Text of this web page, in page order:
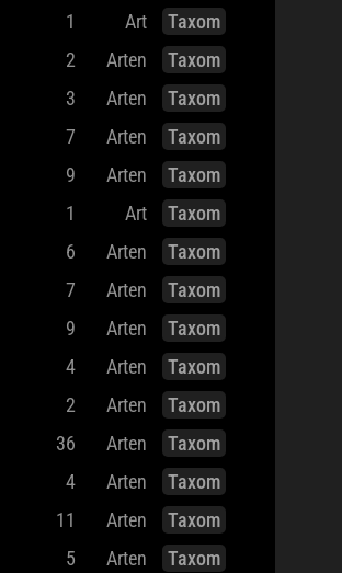
1 Art
Taxom
2 Arten
Taxom
3 Arten
Taxom
7 Arten
Taxom
9 Arten
Taxom
1 Art
Taxom
6 Arten
Taxom
7 Arten
Taxom
9 Arten
Taxom
4 Arten
Taxom
2 Arten
Taxom
36 Arten
Taxom
4 Arten
Taxom
11 Arten
Taxom
5 Arten
Taxom